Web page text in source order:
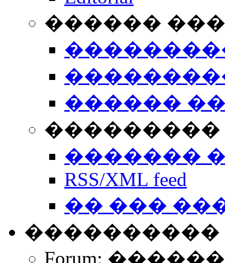
������
������
���������
�������
RSS/XML feed
�� ���
����������
Forum: